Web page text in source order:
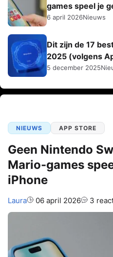
games speel je
6 april 2026Nieuws
Dit zijn de 17
2025 (volgens
5 december 2025
NIEUWS APP STORE
Geen Nintendo
Mario-games
iPhone
Auteur:
Laura 06 april 2026 3